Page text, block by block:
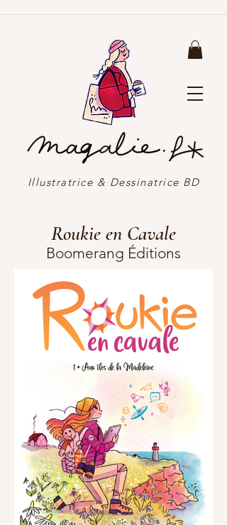
Illustratrice & Dessinatrice BD
Roukie en Cavale
Boomerang Éditions